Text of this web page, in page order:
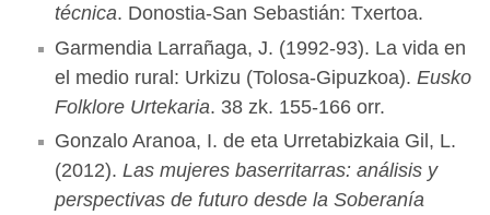
técnica. Donostia-San Sebastián: Txertoa.
Garmendia Larrañaga, J. (1992-93). La vida en
el medio rural: Urkizu (Tolosa-Gipuzkoa). Eusko
Folklore Urtekaria. 38 zk. 155-166 orr.
Gonzalo Aranoa, I. de eta Urretabizkaia Gil, L.
(2012). Las mujeres baserritarras: análisis y
perspectivas de futuro desde la Soberanía